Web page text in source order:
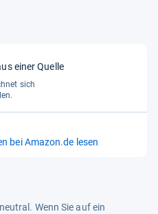
einer Quelle
sich
bei Amazon.de lesen
Wenn Sie auf ein